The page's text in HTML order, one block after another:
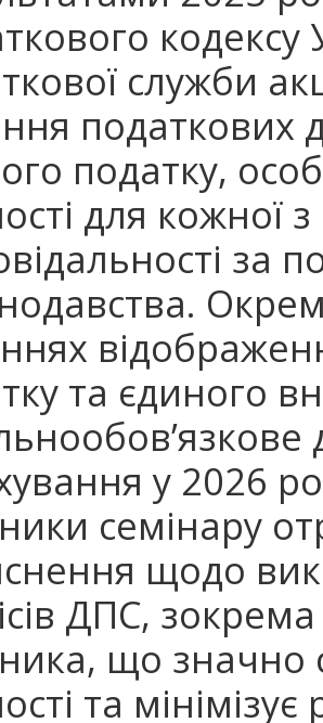
кодексу
служби
податкових
податку,
для кожної
за
та єдиного
у 2026
семінару
щодо
ДПС,
що значно
та